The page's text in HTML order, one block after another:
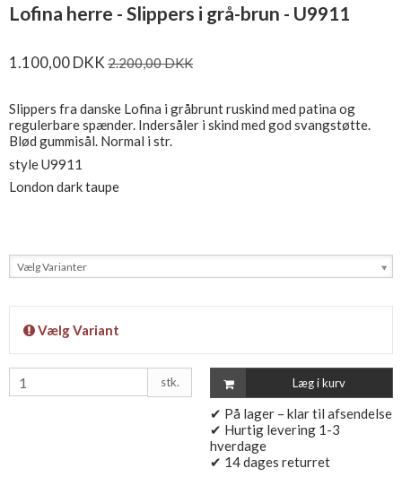
Lofina herre - Slippers i grå-brun - U9911
1.100,00 DKK 2.200,00 DKK
Slippers fra danske Lofina i gråbrunt ruskind med patina og
regulerbare spænder. Indersåler i skind med god svangstøtte.
Blød gummisål. Normal i str.
style U9911
London dark taupe
Vælg Varianter
Vælg Variant
stk. Læg i kurv
✔ På lager – klar til afsendelse
✔ Hurtig levering 1-3
hverdage
✔ 14 dages returret